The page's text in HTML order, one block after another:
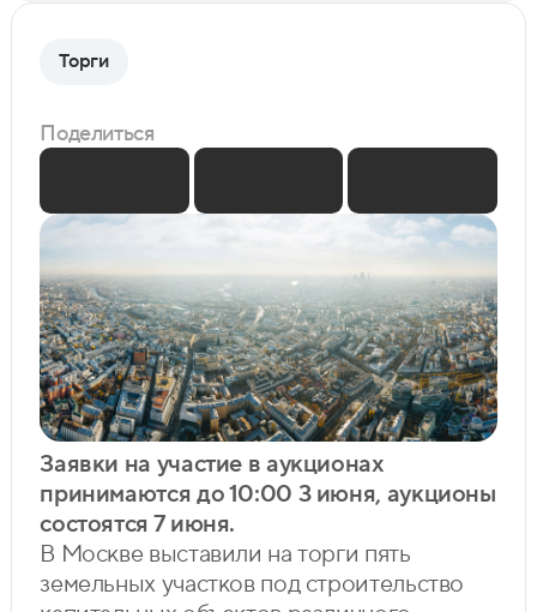
Заявки на участие в аукционах
принимаются до 10:00 3 июня, аукционы
состоятся 7 июня.
В Москве выставили на торги пять
земельных участков под строительство
Торги
Поделиться